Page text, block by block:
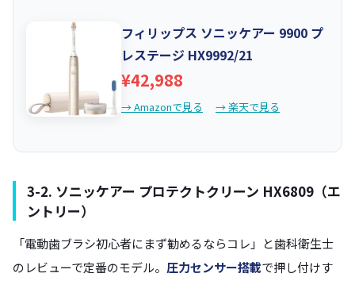
フィリップス ソニッケアー 9900 プ
レステージ HX9992/21
¥42,988
→ Amazonで見る → 楽天で見る
3-2. ソニッケアー プロテクトクリーン HX6809（エ
ントリー）
「電動歯ブラシ初心者にまず勧めるならコレ」と歯科衛生士
のレビューで定番のモデル。 圧力センサー搭載で押し付けす